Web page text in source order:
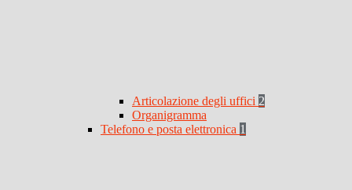
Articolazione degli uffici 2
Organigramma
Telefono e posta elettronica 1